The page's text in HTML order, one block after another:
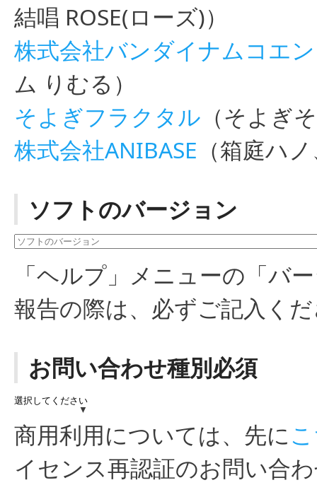
結唱 ROSE(ローズ)）
株式会社バンダイナムコエ
ム りむる）
そよぎフラクタル （そよぎ
株式会社ANIBASE （箱庭ハ
ソフトのバージョン
「ヘルプ」メニューの「バ
報告の際は、必ずご記入く
お問い合わせ種別必須
商用利用については、先に
イセンス再認証のお問い合